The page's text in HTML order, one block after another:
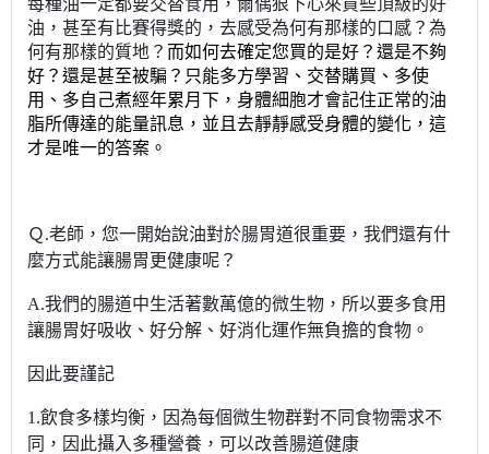
每種油一定都要交替食用，爾偶狠下心來買些頂級的好
油，甚至有比賽得獎的，去感受為何有那樣的口感？為
何有那樣的質地？ 而如何去確定您買的是好？還是不夠
好？還是甚至被騙？只能多方學習、交替購買、多使
用、多自己煮經年累月下，身體細胞才會記住正常的油
脂所傳達的能量訊息，並且去靜靜感受身體的變化，這
才是唯一的答案。
Ｑ.老師，您一開始說油對於腸胃道很重要，我們還有什
麼方式能讓腸胃更健康呢？
A.我們的腸道中生活著數萬億的微生物，所以要多食用
讓腸胃好吸收、好分解、好消化運作無負擔的食物。
因此要謹記
1.飲食多樣均衡，因為每個微生物群對不同食物需求不
同，因此攝入多種營養，可以改善腸道健康